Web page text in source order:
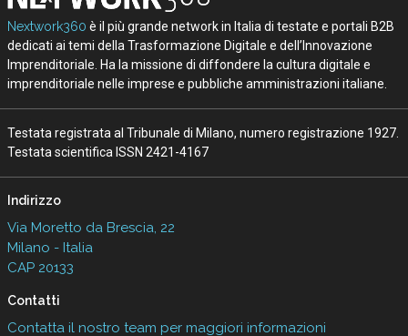
Nextwork360 è il più grande network in Italia di testate e portali B2B
dedicati ai temi della Trasformazione Digitale e dell’Innovazione
Imprenditoriale. Ha la missione di diffondere la cultura digitale e
imprenditoriale nelle imprese e pubbliche amministrazioni italiane.
Testata registrata al Tribunale di Milano, numero registrazione 1927.
Testata scientifica ISSN 2421-4167
Indirizzo
Via Moretto da Brescia, 22
Milano - Italia
CAP 20133
Contatti
Contatta il nostro team per maggiori informazioni